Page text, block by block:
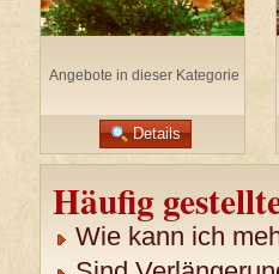
Angebote in dieser Kategorie
Details
Häufig
Wie kann ich